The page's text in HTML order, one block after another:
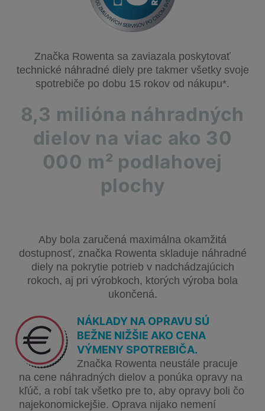
Značka Rowenta sa zaviazala poskytovať
technické náhradné diely pre takmer všetky svoje
spotrebiče po dobu 15 rokov od nákupu*.
8,3 milióna náhradných
dielov na viac ako 30
000 m² podlahovej
plochy
Aby bola zaručená maximálna okamžitá
dostupnosť, značka Rowenta skladuje náhradné
diely na pokrytie potrieb v nadchádzajúcich
rokoch, aj pri výrobkoch, ktorých výroba bola
ukončená.
NÁKLADY NA OPRAVU SÚ
BEŽNE NIŽŠIE AKO CENA
VÝMENY SPOTREBIČA.
Značka Rowenta neustále pracuje
na cene náhradných dielov a ponúka opravy na
kľúč, a robí tak všetko pre to, aby opravy boli čo
najekonomickejšie. Oprava nijako nemení